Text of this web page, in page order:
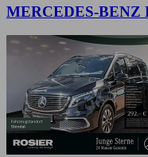
MERCEDES-BENZ